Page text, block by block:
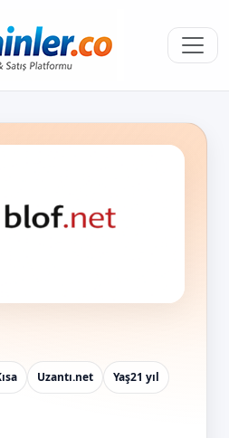
Uzantı.net Yaş21 yıl